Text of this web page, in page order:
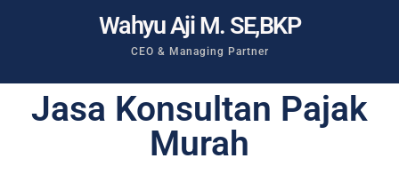
Wahyu Aji M. SE,BKP
CEO & Managing Partner
Jasa Konsultan Pajak
Murah